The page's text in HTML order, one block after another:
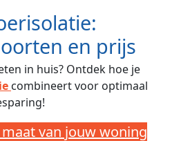
en prijs
in huis? Ontdek hoe je
combineert voor optimaal
van jouw woning